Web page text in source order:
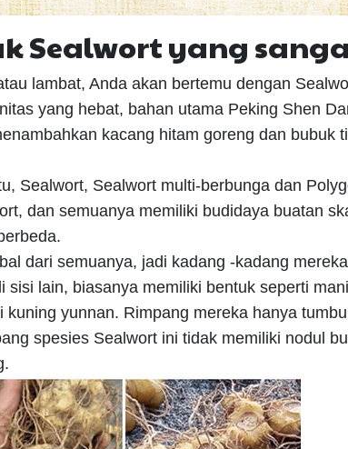
Sealwort yang
lambat, Anda akan bertemu dengan
yang hebat, bahan utama Peking Shen
kacang hitam goreng dan bubuk
Sealwort, Sealwort multi-berbunga dan
dan semuanya memiliki budidaya buatan
dari semuanya, jadi kadang -kadang
lain, biasanya memiliki bentuk seperti
yunnan. Rimpang mereka hanya
spesies Sealwort ini tidak memiliki nodul